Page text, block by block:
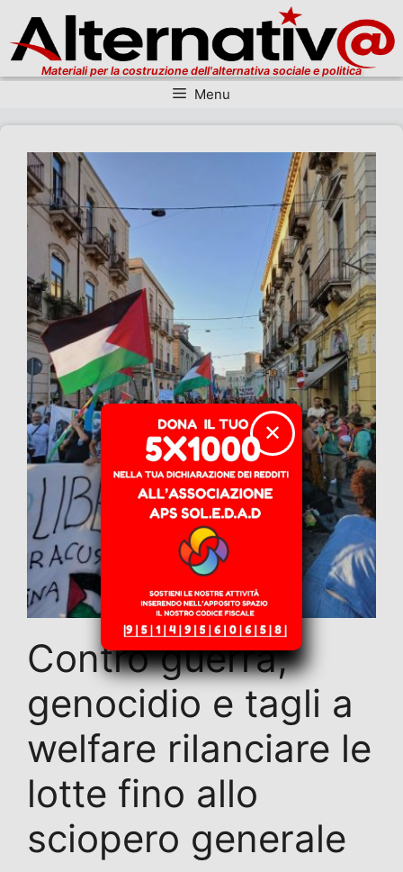
Materiali per la costruzione dell'alternativa sociale e politica
Menu
Contro guerra,
genocidio e tagli a
welfare rilanciare le
lotte fino allo
sciopero generale
✕